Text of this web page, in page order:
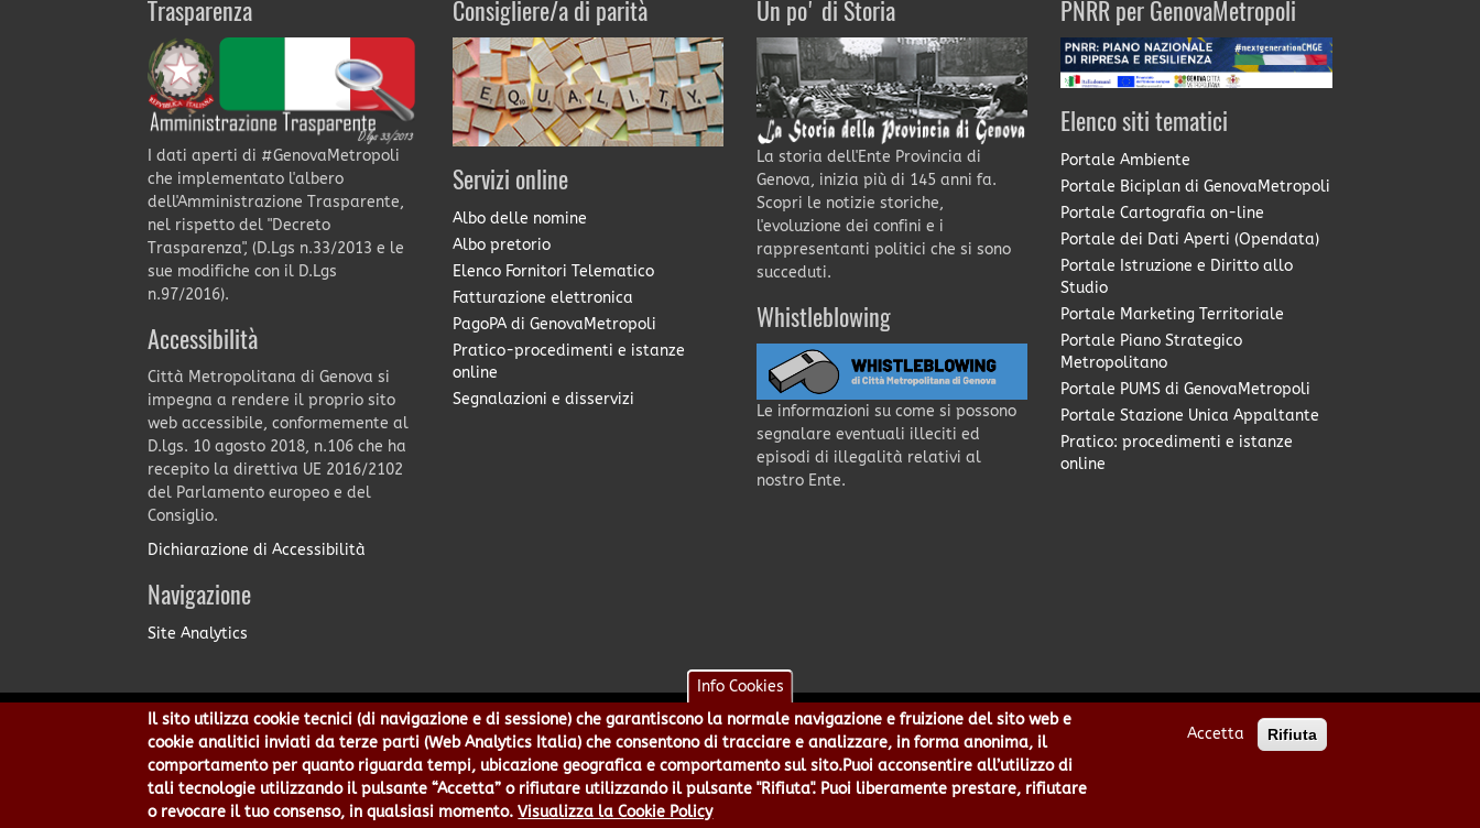
Trasparenza
I dati aperti di #GenovaMetropoli
che implementato l'albero
dell'Amministrazione Trasparente,
nel rispetto del "Decreto
Trasparenza", (D.Lgs n.33/2013 e le
sue modifiche con il D.Lgs
n.97/2016).
Accessibilità
Città Metropolitana di Genova si
impegna a rendere il proprio sito
web accessibile, conformemente al
D.lgs. 10 agosto 2018, n.106 che ha
recepito la direttiva UE 2016/2102
del Parlamento europeo e del
Consiglio.
Dichiarazione di Accessibilità
Navigazione
Site Analytics
Consigliere/a di parità
Servizi online
Albo delle nomine
Albo pretorio
Elenco Fornitori Telematico
Fatturazione elettronica
PagoPA di GenovaMetropoli
Pratico-procedimenti e istanze
online
Segnalazioni e disservizi
Un po' di Storia
La storia dell'Ente Provincia di
Genova, inizia più di 145 anni fa.
Scopri le notizie storiche,
l'evoluzione dei confini e i
rappresentanti politici che si sono
succeduti.
Whistleblowing
Le informazioni su come si possono
segnalare eventuali illeciti ed
episodi di illegalità relativi al
nostro Ente.
PNRR per GenovaMetropoli
Elenco siti tematici
Portale Ambiente
Portale Biciplan di GenovaMetropoli
Portale Cartografia on-line
Portale dei Dati Aperti (Opendata)
Portale Istruzione e Diritto allo
Studio
Portale Marketing Territoriale
Portale Piano Strategico
Metropolitano
Portale PUMS di GenovaMetropoli
Portale Stazione Unica Appaltante
Pratico: procedimenti e istanze
online
Città Metropolitana di Genova - Piazzale Mazzini 2 -16122 - Genova | CF:80007350103 - P.Iva: 00949170104 | Codice IPA: cmge
Centralino 010 54991 Fax 010 5499244 URP 010 5499456 Num.Verde 800 509420 | P.E.C.:pec@cert.cittametropolitana.genova.it
Privacy| Tecnologie e Accessibilità|Note Legali|Contatti per il sito Web|Statistiche|area riservata
Info Cookies
Il sito utilizza cookie tecnici (di navigazione e di sessione) che garantiscono la normale navigazione e fruizione del sito web e
cookie analitici inviati da terze parti (Web Analytics Italia) che consentono di tracciare e analizzare, in forma anonima, il
comportamento per quanto riguarda tempi, ubicazione geografica e comportamento sul sito.Puoi acconsentire all’utilizzo di
tali tecnologie utilizzando il pulsante “Accetta” o rifiutare utilizzando il pulsante "Rifiuta". Puoi liberamente prestare, rifiutare
o revocare il tuo consenso, in qualsiasi momento. Visualizza la Cookie Policy
Accetta Rifiuta